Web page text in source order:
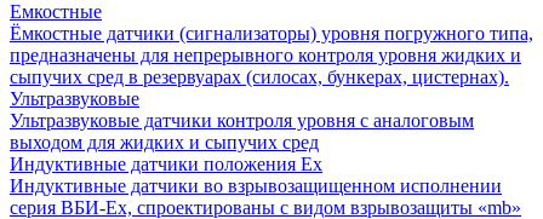
Емкостные
Ёмкостные датчики (сигнализаторы) уровня погружного типа,
предназначены для непрерывного контроля уровня жидких и
сыпучих сред в резервуарах (силосах, бункерах, цистернах).
Ультразвуковые
Ультразвуковые датчики контроля уровня с аналоговым
выходом для жидких и сыпучих сред
Индуктивные датчики положения Ех
Индуктивные датчики во взрывозащищенном исполнении
серия ВБИ-Ех, спроектированы с видом взрывозащиты «mb»